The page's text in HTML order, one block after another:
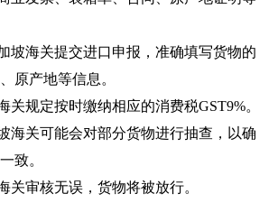
坡海关提交进口申报，准确填写货物的
原产地等信息。
关规定按时缴纳相应的消费税GST9%。
海关可能会对部分货物进行抽查，以确
致。
关审核无误，货物将被放行。